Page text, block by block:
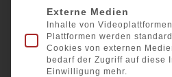
sowie Gesundheit und
Jahr
Externe Medien
Inhalte von
Plattformen werden
Cookies von externen
bedarf der Zugriff auf diese
Einwilligung mehr.